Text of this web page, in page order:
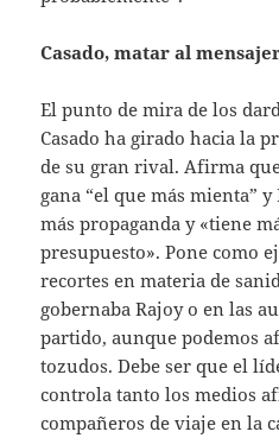
Casado, matar al
El punto de mira de los
Casado ha girado hacia la
de su gran rival. Afirma
gana “el que más mienta” y
más propaganda y «tiene
presupuesto». Pone como
recortes en materia de
gobernaba Rajoy o en las
partido, aunque podemos
tozudos. Debe ser que el
controla tanto los medios
compañeros de viaje en la